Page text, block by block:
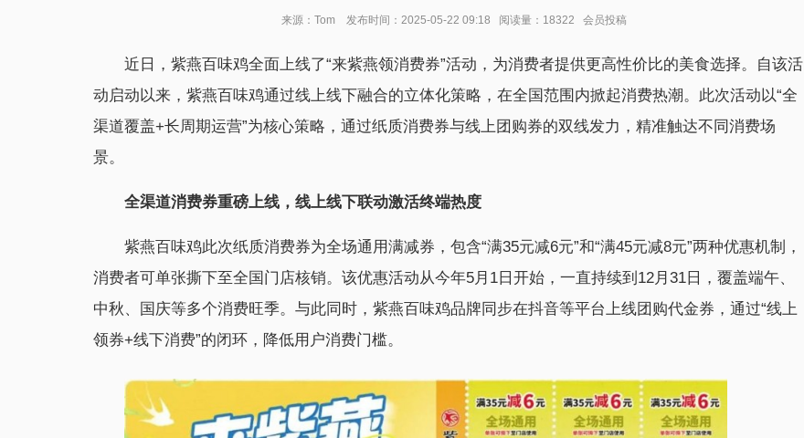
来源：Tom 发布时间：2025-05-22 09:18 阅读量：18322 会员投稿
近日，紫燕百味鸡全面上线了“来紫燕领消费券”活动，为消费者提供更高性价比的美食选择。自该活
动启动以来，紫燕百味鸡通过线上线下融合的立体化策略，在全国范围内掀起消费热潮。此次活动以“全
渠道覆盖+长周期运营”为核心策略，通过纸质消费券与线上团购券的双线发力，精准触达不同消费场
景。
全渠道消费券重磅上线，线上线下联动激活终端热度
紫燕百味鸡此次纸质消费券为全场通用满减券，包含“满35元减6元”和“满45元减8元”两种优惠机制，
消费者可单张撕下至全国门店核销。该优惠活动从今年5月1日开始，一直持续到12月31日，覆盖端午、
中秋、国庆等多个消费旺季。与此同时，紫燕百味鸡品牌同步在抖音等平台上线团购代金券，通过“线上
领券+线下消费”的闭环，降低用户消费门槛。